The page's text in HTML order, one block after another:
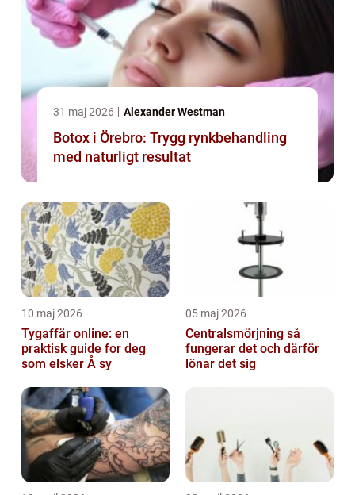
31 maj 2026 Alexander Westman
Botox i Örebro: Trygg rynkbehandling
med naturligt resultat
10 maj 2026
Tygaffär online: en
praktisk guide for deg
som elsker Å sy
05 maj 2026
Centralsmörjning så
fungerar det och därför
lönar det sig